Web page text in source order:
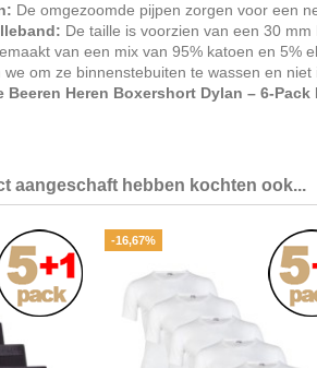
De omgezoomde pijpen zorgen voor een
De taille is voorzien van een 30
van een mix van 95% katoen en 5%
om ze binnenstebuiten te wassen en
Beeren Heren Boxershort Dylan – 6-Pack
aangeschaft hebben kochten ook...
-16,67%